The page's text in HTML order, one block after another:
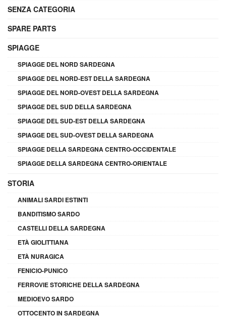
SENZA CATEGORIA
SPARE PARTS
SPIAGGE
SPIAGGE DEL NORD SARDEGNA
SPIAGGE DEL NORD-EST DELLA SARDEGNA
SPIAGGE DEL NORD-OVEST DELLA SARDEGNA
SPIAGGE DEL SUD DELLA SARDEGNA
SPIAGGE DEL SUD-EST DELLA SARDEGNA
SPIAGGE DEL SUD-OVEST DELLA SARDEGNA
SPIAGGE DELLA SARDEGNA CENTRO-OCCIDENTALE
SPIAGGE DELLA SARDEGNA CENTRO-ORIENTALE
STORIA
ANIMALI SARDI ESTINTI
BANDITISMO SARDO
CASTELLI DELLA SARDEGNA
ETÀ GIOLITTIANA
ETÀ NURAGICA
FENICIO-PUNICO
FERROVIE STORICHE DELLA SARDEGNA
MEDIOEVO SARDO
OTTOCENTO IN SARDEGNA